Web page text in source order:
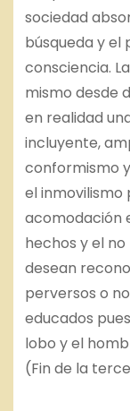
sociedad
búsqueda y el
consciencia.
mismo desde
en realidad
incluyente,
conformismo
el inmovilismo
acomodación
hechos y el
desean
perversos o
educados
lobo y el
(Fin de la